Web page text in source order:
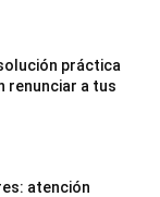
práctica
renunciar a tus
atención